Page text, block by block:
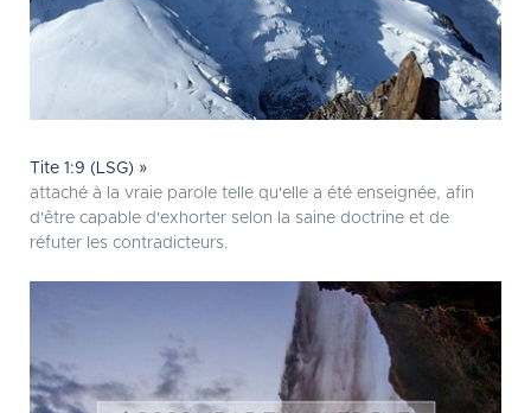
Tite 1:9 (LSG) »
attaché à la vraie parole telle qu'elle a été enseignée, afin
d'être capable d'exhorter selon la saine doctrine et de
réfuter les contradicteurs.